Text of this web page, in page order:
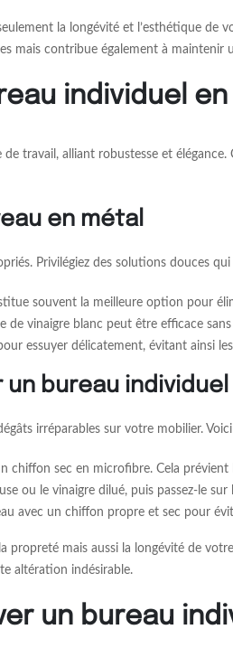
la longévité et l’esthétique
mais contribue également à maintenir
individuel
travail, alliant robustesse et
en métal
Privilégiez des solutions douces
souvent la meilleure option pour
vinaigre blanc peut être efficace sans
essuyer délicatement, évitant ainsi
bureau individuel
irréparables sur votre mobilier.
chiffon sec en microfibre. Cela
ou le vinaigre dilué, puis passez-le
avec un chiffon propre et sec pour
propreté mais aussi la longévité de
altération indésirable.
un bureau